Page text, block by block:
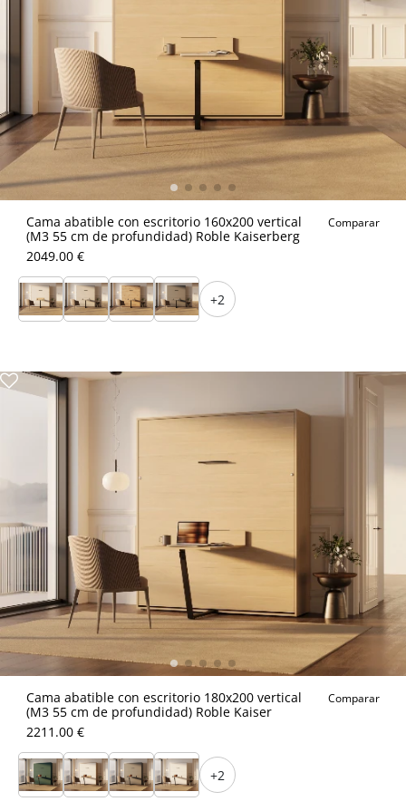
Cama abatible con escritorio 160x200 vertical
(M3 55 cm de profundidad) Roble Kaiserberg
Comparar
2049.00 €
+2
Cama abatible con escritorio 180x200 vertical
(M3 55 cm de profundidad) Roble Kaiser
Comparar
2211.00 €
+2